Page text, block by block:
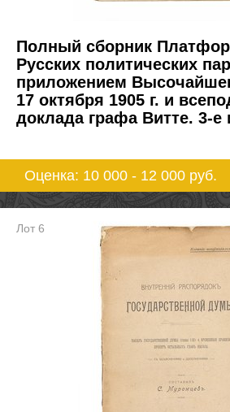
Полный сборник
Русских политических
приложением
17 октября 1905 г. и
доклада графа Витте. 3-е
Оценка: 10 000 - 12 000 руб.
Лот 6